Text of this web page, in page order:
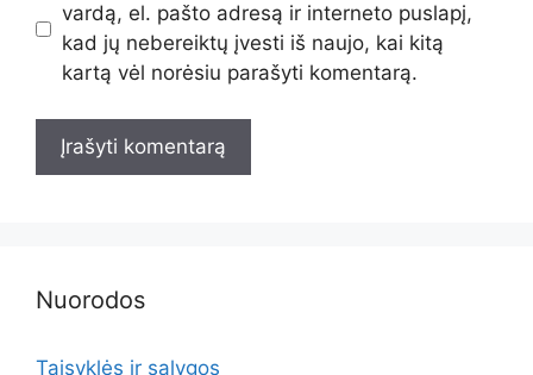
vardą, el. pašto adresą ir interneto puslapį,
kad jų nebereiktų įvesti iš naujo, kai kitą
kartą vėl norėsiu parašyti komentarą.
Nuorodos
Taisyklės ir sąlygos